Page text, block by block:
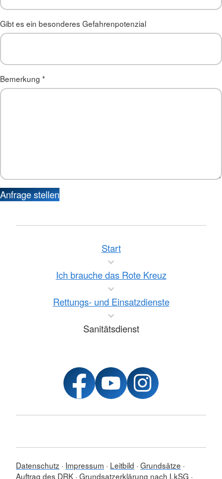
Gibt es ein besonderes Gefahrenpotenzial
Bemerkung *
Anfrage stellen
Start
Ich brauche das Rote Kreuz
Rettungs- und Einsatzdienste
Sanitätsdienst
Datenschutz Impressum Leitbild Grundsätze
Auftrag des DRK Grundsatzerklärung nach LkSG